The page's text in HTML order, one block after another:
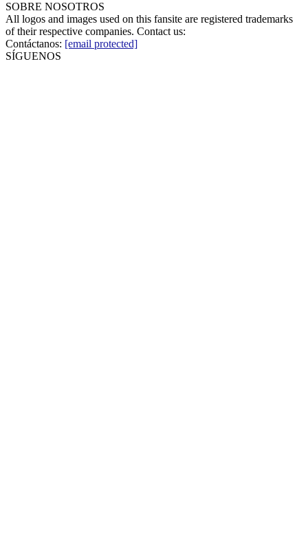
SOBRE NOSOTROS
All logos and images used on this fansite are registered trademarks
of their respective companies. Contact us:
Contáctanos: [email protected]
SÍGUENOS